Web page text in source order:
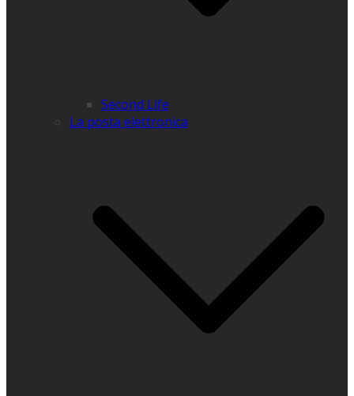
​Second Life
La posta elettronica